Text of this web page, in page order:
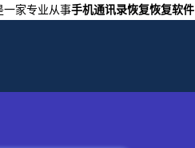
一家专业从事手机通讯录恢复恢复软件